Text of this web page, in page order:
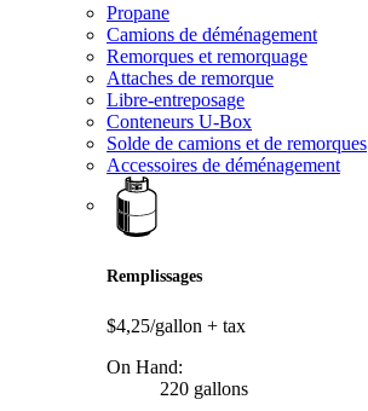
Propane
Camions de déménagement
Remorques et remorquage
Attaches de remorque
Libre-entreposage
Conteneurs U-Box
Solde de camions et de remorques
Accessoires de déménagement
Remplissages
$4,25/gallon + tax
On Hand:
220 gallons